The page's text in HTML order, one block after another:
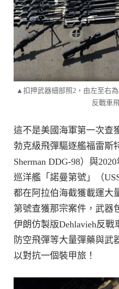
▲扣押武器細部照2，由左至右
反戰車
這不是美國海軍第一次查
勃克級飛彈驅逐艦福雷斯
Sherman DDG-98）與
巡洋艦「諾曼第號」（
都在阿拉伯海截獲載運大
第號查獲那宗案件，武器
伊朗仿製版Dehlavieh反戰
防空飛彈等大量彈藥與武
以對抗一個裝甲旅！